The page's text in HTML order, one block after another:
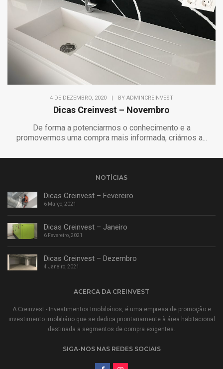
4 DE DEZEMBRO, 2020 BY ADMINCREINVEST
Dicas Creinvest – Novembro
De forma a potenciarmos o conhecimento e a
promovermos uma compra mais informada, criámos a...
NOTÍCIAS
Dicas Creinvest – Fevereiro
6 Março, 2021
Dicas Creinvest – Janeiro
6 Fevereiro, 2021
Dicas Creinvest – Dezembro
4 Janeiro, 2021
ACERCA DA CREINVEST
A Creinvest - Investimentos Imobiliários, é uma empresa de promoção e
investimento imobiliário que se dedica prioritariamente à área habitacional
destinada a segmentos de compra exigentes.
SIGA-NOS NAS REDES SOCIAIS